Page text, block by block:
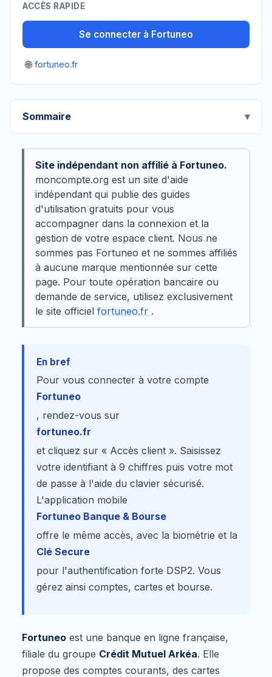
ACCÈS RAPIDE
Se connecter à Fortuneo
🌐 fortuneo.fr
Sommaire
Site indépendant non affilié à Fortuneo.
moncompte.org est un site d'aide
indépendant qui publie des guides
d'utilisation gratuits pour vous
accompagner dans la connexion et la
gestion de votre espace client. Nous ne
sommes pas Fortuneo et ne sommes affiliés
à aucune marque mentionnée sur cette
page. Pour toute opération bancaire ou
demande de service, utilisez exclusivement
le site officiel fortuneo.fr .
En bref
Pour vous connecter à votre compte
Fortuneo
, rendez-vous sur
fortuneo.fr
et cliquez sur « Accès client ». Saisissez
votre identifiant à 9 chiffres puis votre mot
de passe à l'aide du clavier sécurisé.
L'application mobile
Fortuneo Banque & Bourse
offre le même accès, avec la biométrie et la
Clé Secure
pour l'authentification forte DSP2. Vous
gérez ainsi comptes, cartes et bourse.
Fortuneo est une banque en ligne française,
filiale du groupe Crédit Mutuel Arkéa. Elle
propose des comptes courants, des cartes